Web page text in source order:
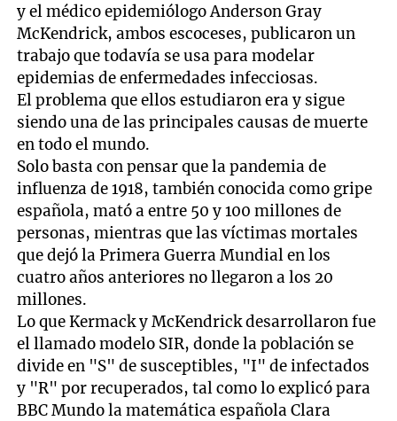
y el médico epidemiólogo Anderson Gray
McKendrick, ambos escoceses, publicaron un
trabajo que todavía se usa para modelar
epidemias de enfermedades infecciosas.
El problema que ellos estudiaron era y sigue
siendo una de las principales causas de muerte
en todo el mundo.
Solo basta con pensar que la pandemia de
influenza de 1918, también conocida como gripe
española, mató a entre 50 y 100 millones de
personas, mientras que las víctimas mortales
que dejó la Primera Guerra Mundial en los
cuatro años anteriores no llegaron a los 20
millones.
Lo que Kermack y McKendrick desarrollaron fue
el llamado modelo SIR, donde la población se
divide en "S" de susceptibles, "I" de infectados
y "R" por recuperados, tal como lo explicó para
BBC Mundo la matemática española Clara